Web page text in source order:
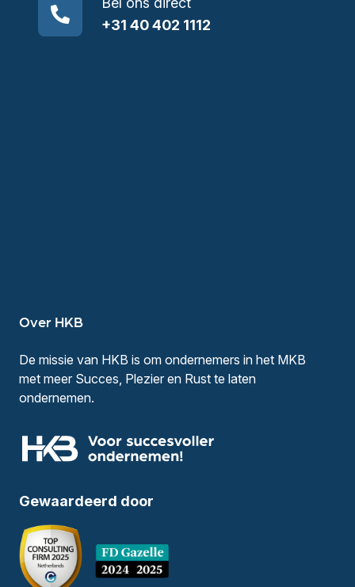
+31 40 402 1112
Over HKB
De missie van HKB is om ondernemers in het MKB
met meer Succes, Plezier en Rust te laten
ondernemen.
Gewaardeerd door